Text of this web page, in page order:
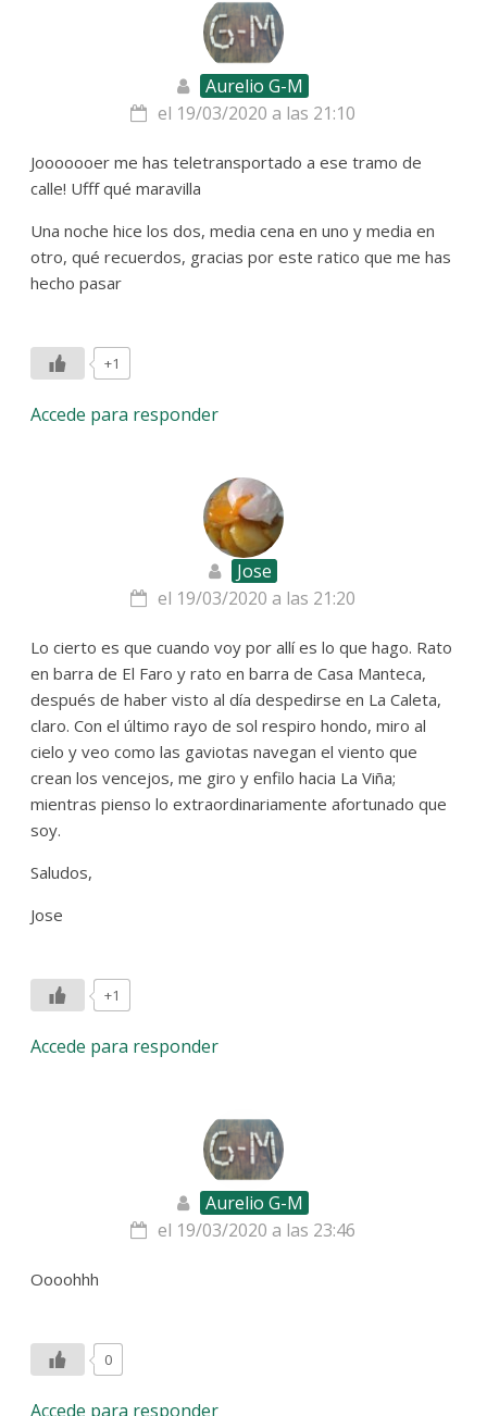
Aurelio G-M
el 19/03/2020 a las 21:10
Jooooooer me has teletransportado a ese tramo de
calle! Ufff qué maravilla
Una noche hice los dos, media cena en uno y media en
otro, qué recuerdos, gracias por este ratico que me has
hecho pasar
+1
Accede para responder
Jose
el 19/03/2020 a las 21:20
Lo cierto es que cuando voy por allí es lo que hago. Rato
en barra de El Faro y rato en barra de Casa Manteca,
después de haber visto al día despedirse en La Caleta,
claro. Con el último rayo de sol respiro hondo, miro al
cielo y veo como las gaviotas navegan el viento que
crean los vencejos, me giro y enfilo hacia La Viña;
mientras pienso lo extraordinariamente afortunado que
soy.
Saludos,
Jose
+1
Accede para responder
Aurelio G-M
el 19/03/2020 a las 23:46
Oooohhh
0
Accede para responder